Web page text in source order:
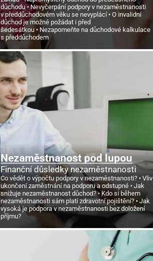
důchodu
Nevyčerpání podpory v nezaměstnanosti
v předdůchodovém věku se nevyplácí
O invalidní
důchod je možné požádat i před
šedesátkou
Nezapomeňte na důchodové kalkulace
s předdůchodem
Nezaměstnanost pod lupou
Finanční důsledky nezaměstnanosti
Co vědět o výpočtu podpory v nezaměstnanosti?
Vliv
ukončení zaměstnání na podporu a odstupné
Jak
snižuje nezaměstnanost důchod?
Kdo si během
nezaměstnanosti sám platí zdravotní pojištění?
Jak
vysoká je podpora v nezaměstnanosti bez doložení
příjmu?